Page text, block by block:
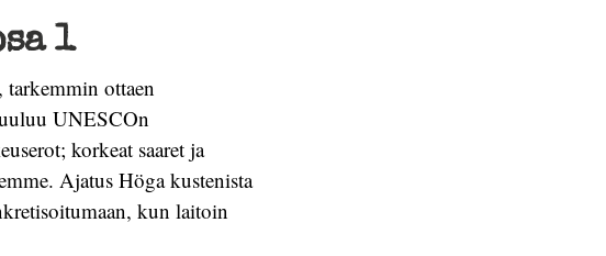
1
ottaen
UNESCOn
korkeat saaret ja
Ajatus Höga kustenista
kun laitoin